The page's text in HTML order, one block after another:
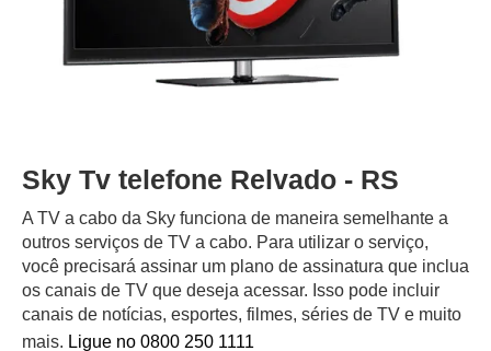
Sky Tv telefone Relvado - RS
A TV a cabo da Sky funciona de maneira semelhante a
outros serviços de TV a cabo. Para utilizar o serviço,
você precisará assinar um plano de assinatura que inclua
os canais de TV que deseja acessar. Isso pode incluir
canais de notícias, esportes, filmes, séries de TV e muito
mais. Ligue no 0800 250 1111